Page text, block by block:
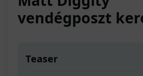
vendégposzt
Teaser